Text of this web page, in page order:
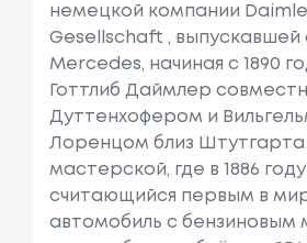
немецкой компании
Gesellschaft , выпускавшей
Mercedes, начиная с 1890
Готтлиб Даймлер
Дуттенхофером и
Лоренцом близ Штутгарта
мастерской, где в 1886
считающийся первым в
автомобиль с бензиновым